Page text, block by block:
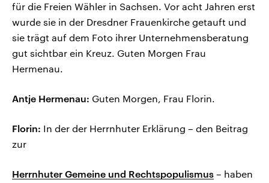
für die Freien Wähler in Sachsen. Vor acht Jahren erst
wurde sie in der Dresdner Frauenkirche getauft und
sie trägt auf dem Foto ihrer Unternehmensberatung
gut sichtbar ein Kreuz. Guten Morgen Frau
Hermenau.
Antje Hermenau: Guten Morgen, Frau Florin.
Florin: In der der Herrnhuter Erklärung – den Beitrag
zur
Herrnhuter Gemeine und Rechtspopulismus – haben